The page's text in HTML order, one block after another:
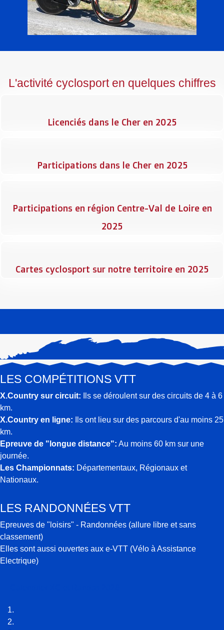
L'activité cyclosport en quelques chiffres
Licenciés dans le Cher en 2025
Participations dans le Cher en 2025
Participations en région Centre-Val de Loire en
2025
Cartes cyclosport sur notre territoire en 2025
LES COMPÉTITIONS VTT
X.Country sur circuit: Ils se déroulent sur des circuits de 4 à 6
km.
X.Country en ligne: Ils ont lieu sur des parcours d'au moins 25
km.
Epreuve de "longue distance": Au moins 60 km sur une
journée.
Les Championnats: Départementaux, Régionaux et
Nationaux.
LES RANDONNÉES VTT
Epreuves de "loisirs" - Randonnées (allure libre et sans
classement)
Elles sont aussi ouvertes aux e-VTT (Vélo à Assistance
Electrique)